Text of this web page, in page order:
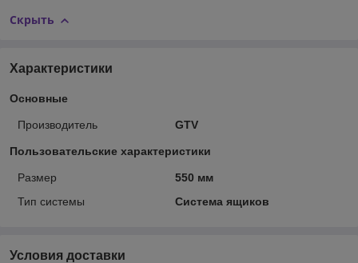
Скрыть
Характеристики
Основные
Производитель GTV
Пользовательские характеристики
Размер
550 мм
Тип системы
Система ящиков
Условия доставки